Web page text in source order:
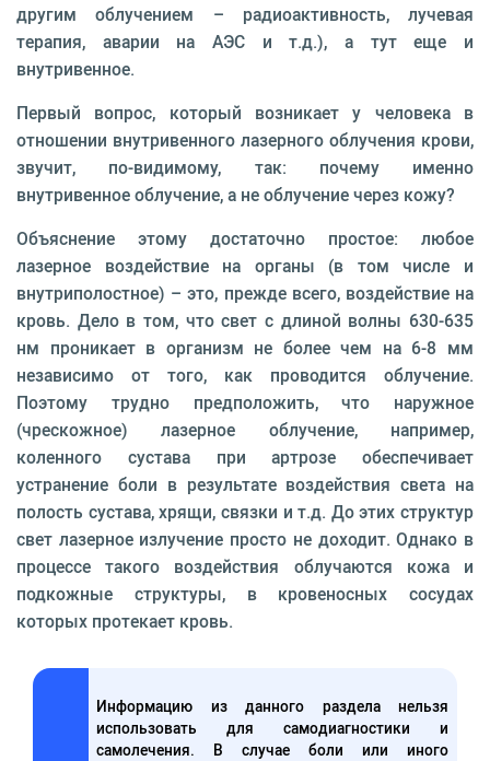
другим облучением – радиоактивность, лучевая
терапия, аварии на АЭС и т.д.), а тут еще и
внутривенное.
Первый вопрос, который возникает у человека в
отношении внутривенного лазерного облучения крови,
звучит, по-видимому, так: почему именно
внутривенное облучение, а не облучение через кожу?
Объяснение этому достаточно простое: любое
лазерное воздействие на органы (в том числе и
внутриполостное) – это, прежде всего, воздействие на
кровь. Дело в том, что свет с длиной волны 630-635
нм проникает в организм не более чем на 6-8 мм
независимо от того, как проводится облучение.
Поэтому трудно предположить, что наружное
(чрескожное) лазерное облучение, например,
коленного сустава при артрозе обеспечивает
устранение боли в результате воздействия света на
полость сустава, хрящи, связки и т.д. До этих структур
свет лазерное излучение просто не доходит. Однако в
процессе такого воздействия облучаются кожа и
подкожные структуры, в кровеносных сосудах
которых протекает кровь.
Информацию из данного раздела нельзя
использовать для самодиагностики и
самолечения. В случае боли или иного